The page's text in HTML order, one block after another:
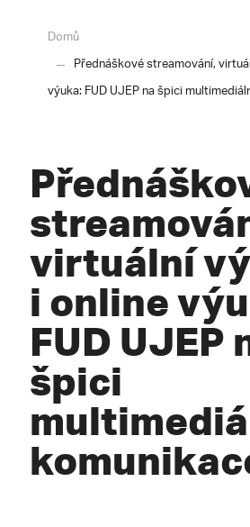
Domů
Přednáškové streamování,
výuka: FUD UJEP na špici
virtuální
i online
FUD UJEP
špici